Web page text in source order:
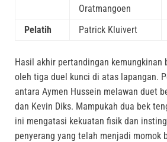
Oratmangoen
Pelatih Patrick Kluivert
Hasil akhir pertandingan kemungkinan
oleh tiga duel kunci di atas lapangan.
antara Aymen Hussein melawan duet
dan Kevin Diks. Mampukah dua bek
ini mengatasi kekuatan fisik dan
penyerang yang telah menjadi momok